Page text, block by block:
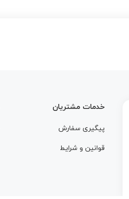
خدمات مشتریان
پیگیری سفارش
قوانین و شرایط